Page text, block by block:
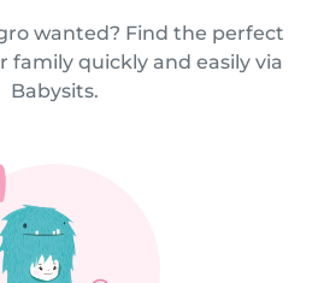
wanted? Find the perfect
family quickly and easily via
Babysits.